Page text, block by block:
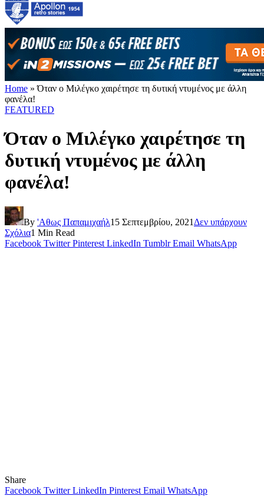
Home »Όταν ο Μιλέγκο χαιρέτησε τη δυτική ντυμένος με άλλη
φανέλα!
FEATURED
Όταν ο Μιλέγκο χαιρέτησε τη
δυτική ντυμένος με άλλη
φανέλα!
By 'Αθως Παπαμιχαήλ15 Σεπτεμβρίου, 2021 Δεν υπάρχουν
Σχόλια1 Min Read
Facebook Twitter Pinterest LinkedIn Tumblr Email WhatsApp
Share
Facebook Twitter LinkedIn Pinterest Email WhatsApp